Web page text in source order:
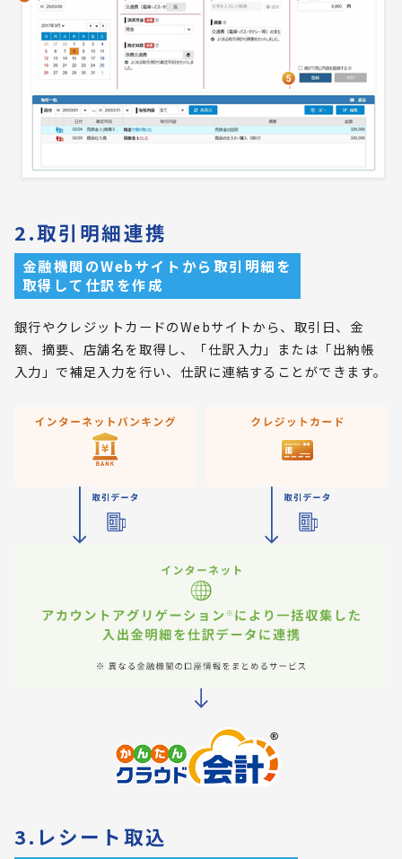
2.取引明細連携
金融機関のWebサイトから取引明細を
取得して仕訳を作成
銀行やクレジットカードのWebサイトから、取引日、金
額、摘要、店舗名を取得し、「仕訳入力」または「出納帳
入力」で補足入力を行い、仕訳に連結することができます。
3.レシート取込